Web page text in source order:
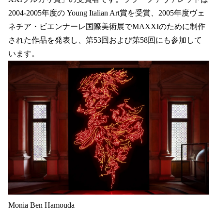
2004-2005年度の Young Italian Art賞を受賞、2005年度ヴェ
ネチア・ビエンナーレ国際美術展でMAXXIのために制作
された作品を発表し、第53回および第58回にも参加して
います。
Monia Ben Hamouda